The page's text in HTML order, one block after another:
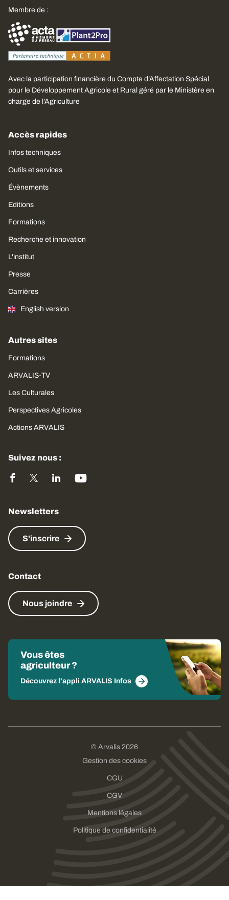
Membre de :
Avec la participation financière du Compte d’Affectation Spécial
pour le Développement Agricole et Rural géré par le Ministère en
charge de l’Agriculture
Accès rapides
Infos techniques
Outils et services
Évènements
Editions
Formations
Recherche et innovation
L'institut
Presse
Carrières
English version
Autres sites
Formations
ARVALIS-TV
Les Culturales
Perspectives Agricoles
Actions ARVALIS
Suivez nous :
Newsletters
S'inscrire
Contact
Nous joindre
Vous êtes
agriculteur ?
Découvrez l'appli ARVALIS Infos
© Arvalis 2026
Gestion des cookies
CGU
CGV
Mentions légales
Politique de confidentialité